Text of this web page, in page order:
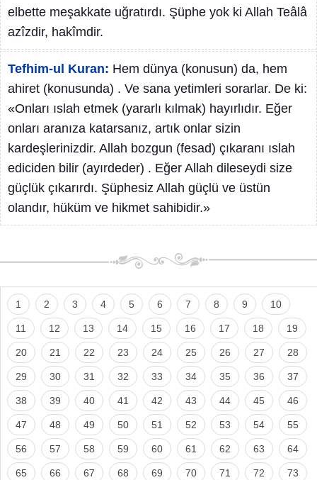
elbette meşakkate uğratırdı. Şüphe yok ki Allah Teâlâ
azîzdir, hakîmdir.
Tefhim-ul Kuran: Hem dünya (konusun) da, hem
ahiret (konusunda) . Ve sana yetimleri sorarlar. De ki:
«Onları ıslah etmek (yararlı kılmak) hayırlıdır. Eğer
onları aranıza katarsanız, artık onlar sizin
kardeşlerinizdir. Allah bozgun (fesad) çıkaranı ıslah
ediciden bilir (ayırdeder) . Eğer Allah dileseydi size
güçlük çıkarırdı. Şüphesiz Allah güçlü ve üstün
olandır, hüküm ve hikmet sahibidir.»
1 2 3 4 5 6 7 8 9 10
11 12 13 14 15 16 17 18 19
20 21 22 23 24 25 26 27 28
29 30 31 32 33 34 35 36 37
38 39 40 41 42 43 44 45 46
47 48 49 50 51 52 53 54 55
56 57 58 59 60 61 62 63 64
65 66 67 68 69 70 71 72 73